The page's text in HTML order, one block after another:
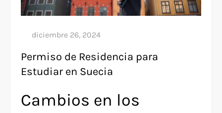
Permiso de Residencia para
Estudiar en Suecia
Cambios en los